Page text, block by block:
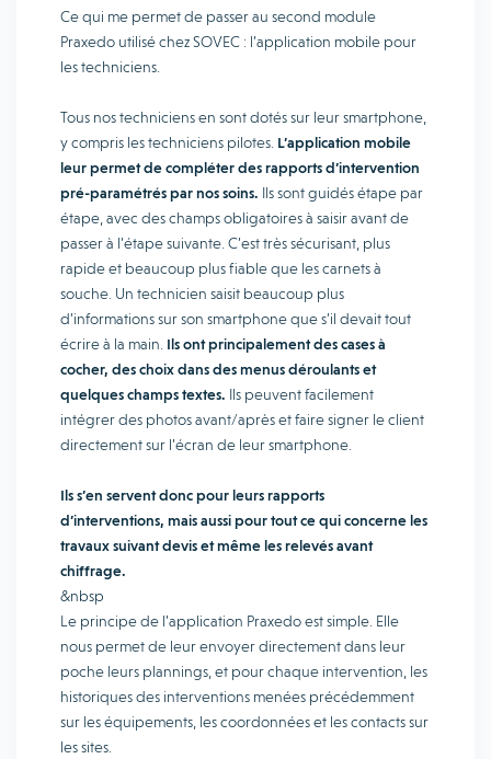
Ce qui me permet de passer au second module
Praxedo utilisé chez SOVEC : l’application mobile pour
les techniciens.
Tous nos techniciens en sont dotés sur leur smartphone,
y compris les techniciens pilotes. L’application mobile
leur permet de compléter des rapports d’intervention
pré-paramétrés par nos soins. Ils sont guidés étape par
étape, avec des champs obligatoires à saisir avant de
passer à l’étape suivante. C’est très sécurisant, plus
rapide et beaucoup plus fiable que les carnets à
souche. Un technicien saisit beaucoup plus
d’informations sur son smartphone que s’il devait tout
écrire à la main. Ils ont principalement des cases à
cocher, des choix dans des menus déroulants et
quelques champs textes. Ils peuvent facilement
intégrer des photos avant/après et faire signer le client
directement sur l’écran de leur smartphone.
Ils s’en servent donc pour leurs rapports
d’interventions, mais aussi pour tout ce qui concerne les
travaux suivant devis et même les relevés avant
chiffrage.
&nbsp
Le principe de l’application Praxedo est simple. Elle
nous permet de leur envoyer directement dans leur
poche leurs plannings, et pour chaque intervention, les
historiques des interventions menées précédemment
sur les équipements, les coordonnées et les contacts sur
les sites.